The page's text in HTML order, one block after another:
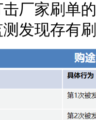
厂家刷单
发现存有